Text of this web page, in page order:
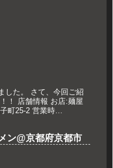
した。 さて、今回ご紹
！ 店舗情報 お店:麺屋
町25-2 営業時
ン@京都府京都市